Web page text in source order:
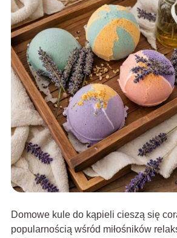
Domowe kule do kąpieli cieszą się
popularnością wśród miłośników